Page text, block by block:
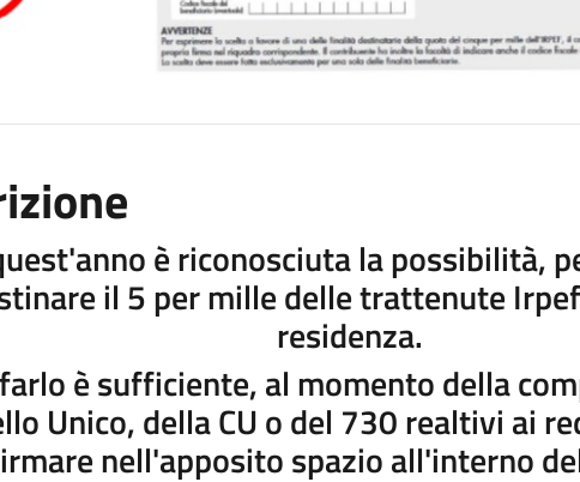
è riconosciuta la possibilità,
il 5 per mille delle trattenute
residenza.
è sufficiente, al momento della
Unico, della CU o del 730 realtivi ai
nell'apposito spazio all'interno